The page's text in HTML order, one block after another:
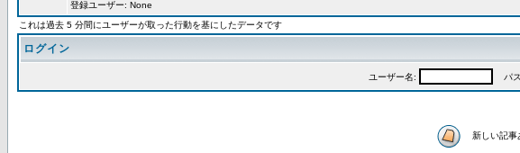
登録ユーザー: None
これは過去 5 分間にユーザーが取った行動を基にしたデータです
ログイン
ユーザー名: パス
新しい記事